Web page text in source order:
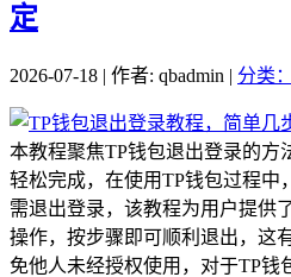
定
2026-07-18 | 作者: qbadmin | 分类
本教程聚焦TP钱包退出登录的方
轻松完成，在使用TP钱包过程中
需退出登录，该教程为用户提供
操作，按步骤即可顺利退出，这
免他人未经授权使用，对于TP钱